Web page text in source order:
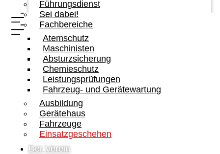
Führungsdienst
Sei dabei!
Fachbereiche
Atemschutz
Maschinisten
Absturzsicherung
Chemieschutz
Leistungsprüfungen
Fahrzeug- und Gerätewartung
Ausbildung
Gerätehaus
Fahrzeuge
Einsatzgeschehen
Der Verein